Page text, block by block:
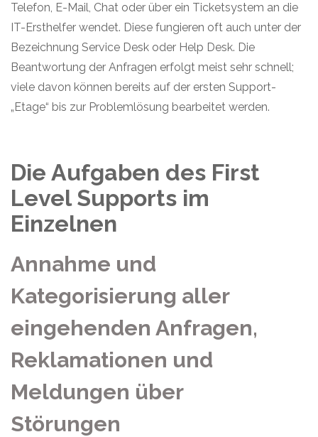
Telefon, E-Mail, Chat oder über ein Ticketsystem an die
IT-Ersthelfer wendet. Diese fungieren oft auch unter der
Bezeichnung Service Desk oder Help Desk. Die
Beantwortung der Anfragen erfolgt meist sehr schnell;
viele davon können bereits auf der ersten Support-
„Etage“ bis zur Problemlösung bearbeitet werden.
Die Aufgaben des First
Level Supports im
Einzelnen
Annahme und
Kategorisierung aller
eingehenden Anfragen,
Reklamationen und
Meldungen über
Störungen